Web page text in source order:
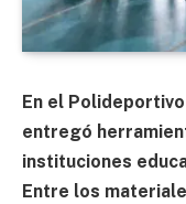
En el
entregó
instituciones
Entre los